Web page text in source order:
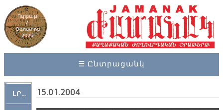
Ուրբաթ
7,
Օգոստոս
2026
☰ Ընտրացանկ
ԼՐԱՀՈՍ 15.01.2004